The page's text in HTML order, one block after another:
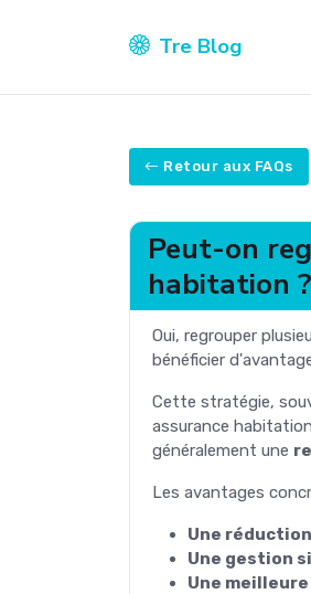
Tre Blog
Retour aux FAQs
Peut-on
habitation ?
Oui, regrouper
bénéficier
Cette stratégie,
assurance
généralement une
Les avantages
Une
Une gestion
Une